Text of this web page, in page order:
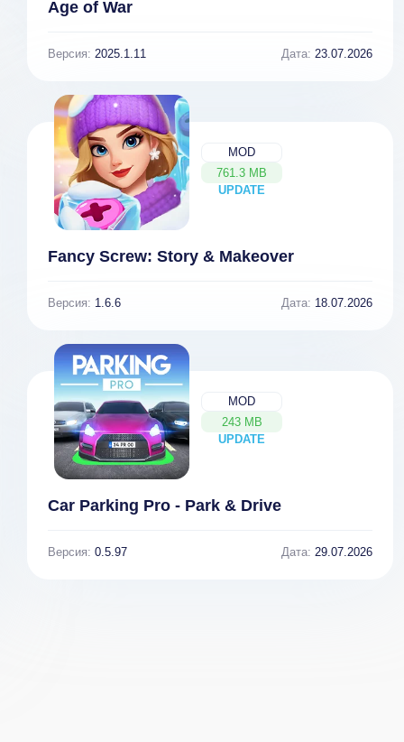
Age of War
Версия: 2025.1.11 Дата: 23.07.2026
MOD
761.3 MB
UPDATE
NEW
Fancy Screw: Story & Makeover
Версия: 1.6.6 Дата: 18.07.2026
MOD
243 MB
UPDATE
NEW
Car Parking Pro - Park & Drive
Версия: 0.5.97 Дата: 29.07.2026